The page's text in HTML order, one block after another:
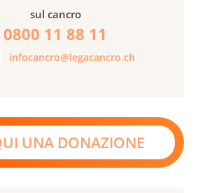
sul cancro
0800 11 88 11
infocancro@legacancro.ch
UNA DONAZIONE